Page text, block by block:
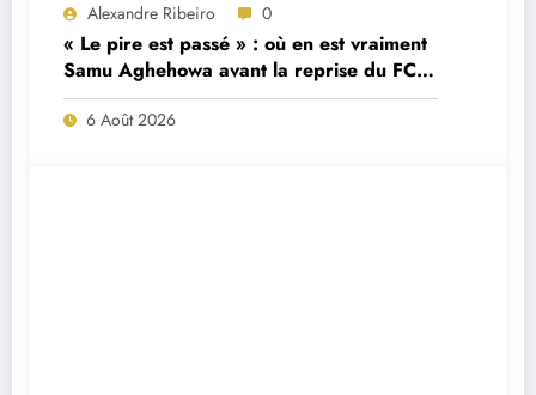
Alexandre Ribeiro 0
« Le pire est passé » : où en est vraiment
Samu Aghehowa avant la reprise du FC
Porto ?
6 Août 2026